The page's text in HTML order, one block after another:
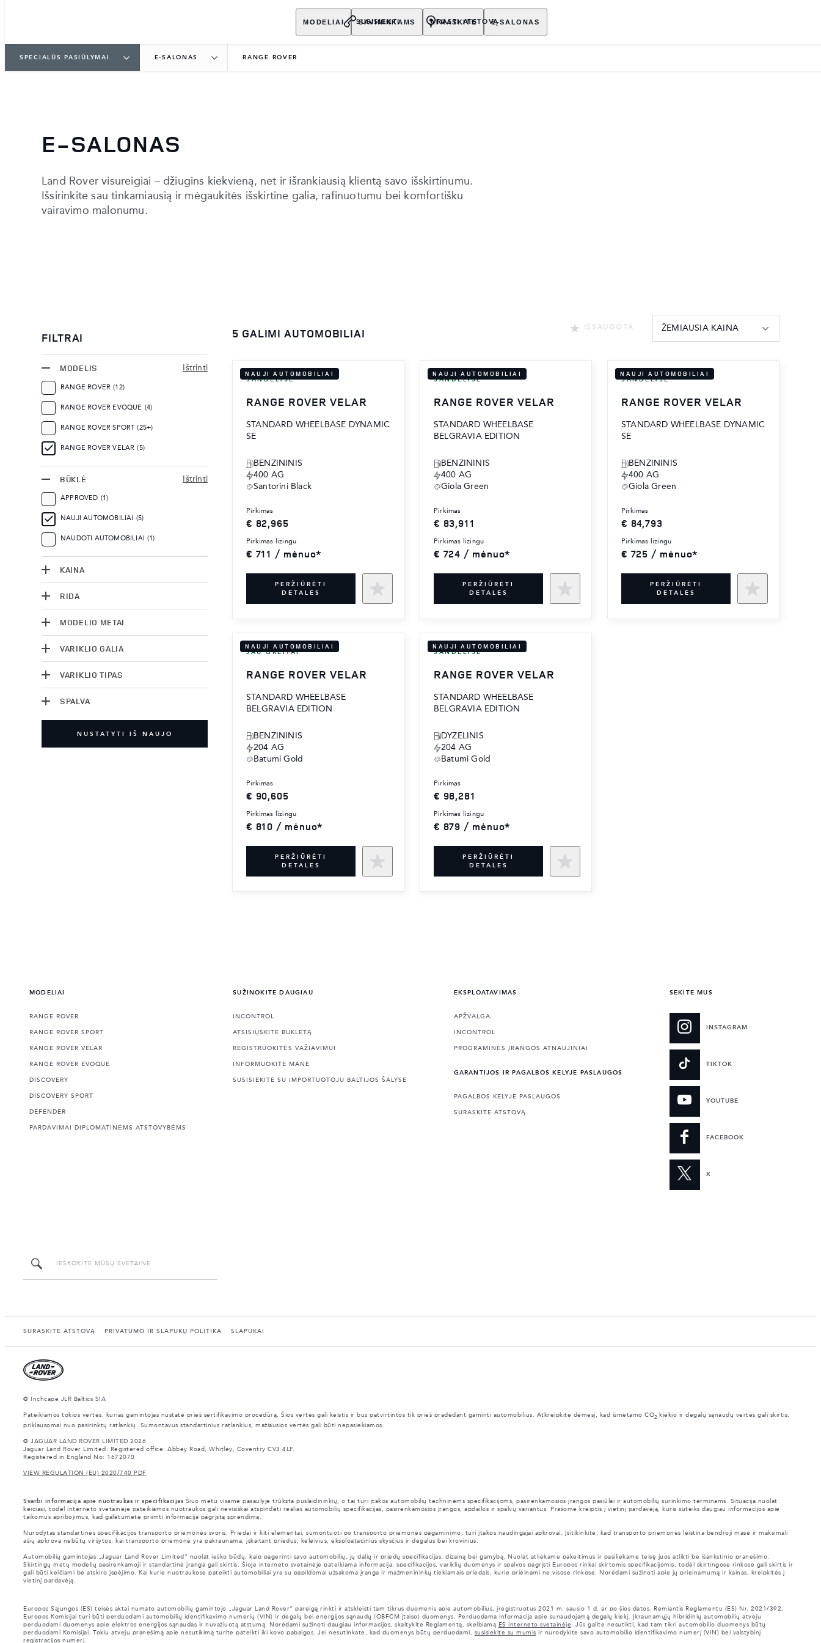
MODELIAI SAVININKAMS ATRASKITE E-SALONAS
SUSISIEKTI RASTI ATSTOVĄ
SPECIALŪS PASIŪLYMAI E-SALONAS RANGE ROVER
E-SALONAS
Land Rover visureigiai – džiugins kiekvieną, net ir išrankiausią klientą savo išskirtinumu.
Išsirinkite sau tinkamiausią ir mėgaukitės išskirtine galia, rafinuotumu bei komfortišku
vairavimo malonumu.
FILTRAI
MODELIS Ištrinti
RANGE ROVER (12)
RANGE ROVER EVOQUE (4)
RANGE ROVER SPORT (25+)
RANGE ROVER VELAR (5)
BŪKLĖ Ištrinti
APPROVED (1)
NAUJI AUTOMOBILIAI (5)
NAUDOTI AUTOMOBILIAI (1)
KAINA
RIDA
MODELIO METAI
VARIKLIO GALIA
VARIKLIO TIPAS
SPALVA
NUSTATYTI IŠ NAUJO
5 GALIMI AUTOMOBILIAI IŠSAUGOTA ŽEMIAUSIA KAINA
NAUJI AUTOMOBILIAI
SANDĖLYJE
RANGE ROVER VELAR
STANDARD WHEELBASE DYNAMIC
SE
BENZININIS
400 AG
Santorini Black
pirkimas
€ 82,965
pirkimas lizingu
€ 711 / mėnuo*
PERŽIŪRĖTI
DETALES
NAUJI AUTOMOBILIAI
SANDĖLYJE
RANGE ROVER VELAR
STANDARD WHEELBASE
BELGRAVIA EDITION
BENZININIS
400 AG
Giola Green
pirkimas
€ 83,911
pirkimas lizingu
€ 724 / mėnuo*
PERŽIŪRĖTI
DETALES
NAUJI AUTOMOBILIAI
SANDĖLYJE
RANGE ROVER VELAR
STANDARD WHEELBASE DYNAMIC
SE
BENZININIS
400 AG
Giola Green
pirkimas
€ 84,793
pirkimas lizingu
€ 725 / mėnuo*
PERŽIŪRĖTI
DETALES
NAUJI AUTOMOBILIAI
JAU GREITAI
RANGE ROVER VELAR
STANDARD WHEELBASE
BELGRAVIA EDITION
BENZININIS
204 AG
Batumi Gold
pirkimas
€ 90,605
pirkimas lizingu
€ 810 / mėnuo*
PERŽIŪRĖTI
DETALES
NAUJI AUTOMOBILIAI
SANDĖLYJE
RANGE ROVER VELAR
STANDARD WHEELBASE
BELGRAVIA EDITION
DYZELINIS
204 AG
Batumi Gold
pirkimas
€ 98,281
pirkimas lizingu
€ 879 / mėnuo*
PERŽIŪRĖTI
DETALES
MODELIAI
RANGE ROVER
RANGE ROVER SPORT
RANGE ROVER VELAR
RANGE ROVER EVOQUE
DISCOVERY
DISCOVERY SPORT
DEFENDER
PARDAVIMAI DIPLOMATINĖMS ATSTOVYBĖMS
SUŽINOKITE DAUGIAU
INCONTROL
ATSISIŲSKITE BUKLETĄ
REGISTRUOKITĖS VAŽIAVIMUI
INFORMUOKITE MANE
SUSISIEKITE SU IMPORTUOTOJU BALTIJOS ŠALYSE
EKSPLOATAVIMAS
APŽVALGA
INCONTROL
PROGRAMINĖS ĮRANGOS ATNAUJINIAI
GARANTIJOS IR PAGALBOS KELYJE PASLAUGOS
PAGALBOS KELYJE PASLAUGOS
SURASKITE ATSTOVĄ
SEKITE MUS
INSTAGRAM
TIKTOK
YOUTUBE
FACEBOOK
X
SURASKITE ATSTOVĄ PRIVATUMO IR SLAPUKŲ POLITIKA SLAPUKAI
© Inchcape JLR Baltics SIA
Pateikiamos tokios vertės, kurias gamintojas nustatė prieš sertifikavimo procedūrą. Šios vertės gali keistis ir bus patvirtintos tik prieš pradedant gaminti automobilius. Atkreipkite dėmesį, kad išmetamo CO2
kiekio ir degalų sąnaudų vertės gali skirtis,
priklausomai nuo pasirinktų ratlankių. Sumontavus standartinius ratlankius, mažiausios vertės gali būti nepasiekiamos.
© JAGUAR LAND ROVER LIMITED 2026
Jaguar Land Rover Limited: Registered office: Abbey Road, Whitley, Coventry CV3 4LF.
Registered in England No: 1672070
VIEW REGULATION (EU) 2020/740 PDF
Svarbi informacija apie nuotraukas ir specifikacijasŠiuo metu visame pasaulyje trūksta puslaidininkių, o tai turi įtakos automobilių techninėms specifikacijoms, pasirenkamosios įrangos pasiūlai ir automobilių surinkimo terminams. Situacija nuolat
keičiasi, todėl interneto svetainėje pateikiamos nuotraukos gali nevisiškai atspindėti realias automobilių specifikacijas, pasirenkamosios įrangos, apdailos ir spalvų variantus. Prašome kreiptis į vietinį pardavėją, kuris suteiks daugiau informacijos apie
taikomus apribojimus, kad galėtumėte priimti informacija pagrįstą sprendimą.
Nurodytas standartinės specifikacijos transporto priemonės svoris. Priedai ir kiti elementai, sumontuoti po transporto priemonės pagaminimo, turi įtakos naudingajai apkrovai. Įsitikinkite, kad transporto priemonės leistina bendroji masė ir maksimali
ašių apkrova nebūtų viršytos, kai transporto priemonė yra pakraunama, įskaitant priedus, keleivius, eksploatacinius skysčius ir degalus bei krovinius.
Automobilių gamintojas „Jaguar Land Rover Limited“ nuolat ieško būdų, kaip pagerinti savo automobilių, jų dalių ir priedų specifikacijas, dizainą bei gamybą. Nuolat atliekame pakeitimus ir pasiliekame teisę juos atlikti be išankstinio pranešimo.
Skirtingų metų modelių pasirenkamoji ir standartinė įranga gali skirtis. Šioje interneto svetainėje pateikiama informacija, specifikacijos, variklių duomenys ir spalvos pagrįsti Europos rinkai skirtomis specifikacijomis, todėl skirtingose rinkose gali skirtis ir
gali būti keičiami be atskiro įspėjimo. Kai kurie nuotraukose pateikti automobiliai yra su papildomai užsakoma įranga ir mažmenininkų tiekiamais priedais, kurie prieinami ne visose rinkose. Norėdami sužinoti apie jų prieinamumą ir kainas, kreipkitės į
vietinį pardavėją.
Europos Sąjungos (ES) teisės aktai numato automobilių gamintojo „Jaguar Land Rover“ pareigą rinkti ir atskleisti tam tikrus duomenis apie automobilius, įregistruotus 2021 m. sausio 1 d. ar po šios datos. Remiantis Reglamentu (ES) Nr. 2021/392,
Europos Komisijai turi būti perduodami automobilių identifikavimo numerių (VIN) ir degalų bei energijos sąnaudų (OBFCM įtaiso) duomenys. Perduodama informacija apie sunaudojamą degalų kiekį. Įkraunamųjų hibridinių automobilių atveju
perduodami duomenys apie elektros energijos sąnaudas ir nuvažiuotą atstumą. Norėdami sužinoti daugiau informacijos, skaitykite Reglamentą, skelbiamą ES interneto svetainėje . Jūs galite nesutikti, kad tam tikri automobilio duomenys būtų
perduodami Komisijai. Tokiu atveju pranešimą apie nesutikimą turite pateikti iki kovo pabaigos. Jei nesutinkate, kad duomenys būtų perduodami, susisiekite su mumis ir nurodykite savo automobilio identifikavimo numerį (VIN) bei valstybinį
registracijos numerį.